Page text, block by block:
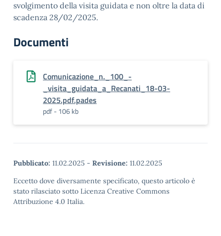
svolgimento della visita guidata e non oltre la data di
scadenza 28/02/2025.
Documenti
Comunicazione_n._100_-
_visita_guidata_a_Recanati_18-03-
2025.pdf.pades
pdf - 106 kb
Pubblicato: 11.02.2025 - Revisione: 11.02.2025
Eccetto dove diversamente specificato, questo articolo è
stato rilasciato sotto Licenza Creative Commons
Attribuzione 4.0 Italia.